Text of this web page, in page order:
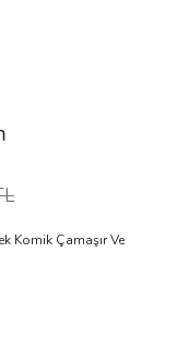
Komik Çamaşır Ve